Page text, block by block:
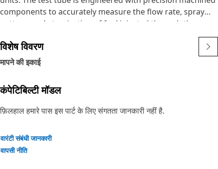
components to accurately measure the flow rate, spray
pattern, and atomization of fuel injected through the
Attributes:
• Both end of the tube is 45-degree single flare which
corresponding fitting
• Ensures the accurate and reliable testing of fuel injection
nozzles by providing a controlled environment for
Applications:
विशेष विवरण
मापने की इकाई
कंपेटिबिल्टी मॉडल
फ़िलहाल हमारे पास इस पार्ट के लिए संगतता जानकारी नहीं है.
वारंटी संबंधी जानकारी
वापसी नीति